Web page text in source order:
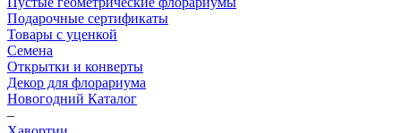
Подарочные сертификаты
Товары с уценкой
Семена
Открытки и конверты
Декор для флорариума
Новогодний Каталог
–